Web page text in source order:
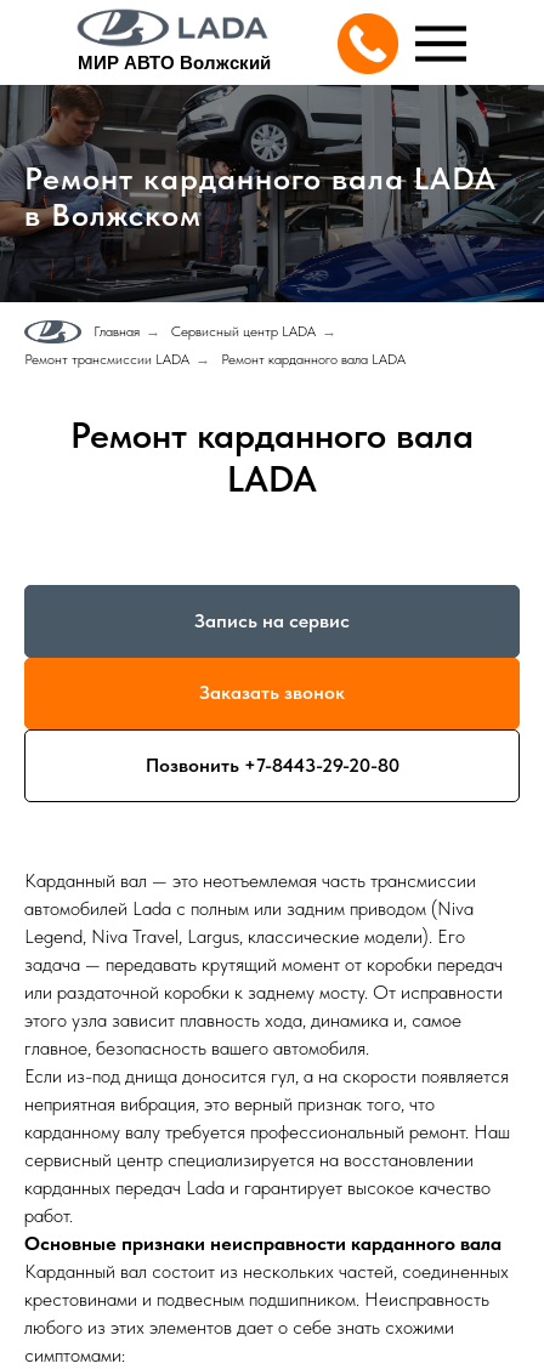
МИР АВТО Волжский
Ремонт карданного вала LADA
в Волжском
Главная → Сервисный центр LADA →
Ремонт трансмиссии LADA → Ремонт карданного вала LADA
Ремонт карданного вала
LADA
Запись на сервис
Заказать звонок
Позвонить +7-8443-29-20-80
Карданный вал — это неотъемлемая часть трансмиссии
автомобилей Lada с полным или задним приводом (Niva
Legend, Niva Travel, Largus, классические модели). Его
задача — передавать крутящий момент от коробки передач
или раздаточной коробки к заднему мосту. От исправности
этого узла зависит плавность хода, динамика и, самое
главное, безопасность вашего автомобиля.
Если из-под днища доносится гул, а на скорости появляется
неприятная вибрация, это верный признак того, что
карданному валу требуется профессиональный ремонт. Наш
сервисный центр специализируется на восстановлении
карданных передач Lada и гарантирует высокое качество
работ.
Основные признаки неисправности карданного вала
Карданный вал состоит из нескольких частей, соединенных
крестовинами и подвесным подшипником. Неисправность
любого из этих элементов дает о себе знать схожими
симптомами: